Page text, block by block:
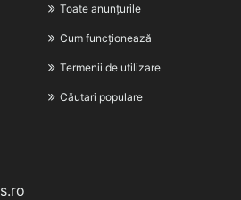
Toate anunțurile
Cum funcționează
Termenii de utilizare
Căutari populare